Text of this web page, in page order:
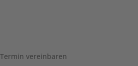
Termin vereinbaren